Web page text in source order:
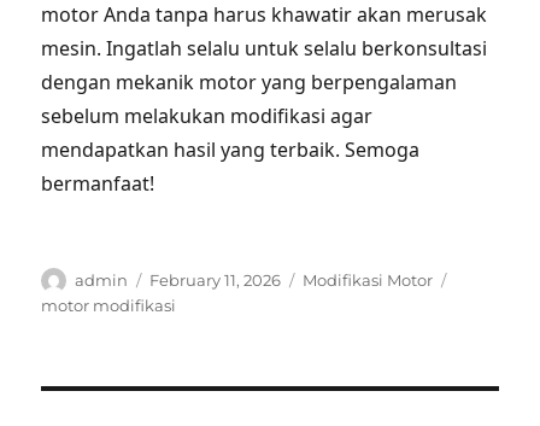
motor Anda tanpa harus khawatir akan merusak
mesin. Ingatlah selalu untuk selalu berkonsultasi
dengan mekanik motor yang berpengalaman
sebelum melakukan modifikasi agar
mendapatkan hasil yang terbaik. Semoga
bermanfaat!
Author
admin
Posted
on
February 11, 2026 Categories
Modifikasi Motor
motor modifikasi